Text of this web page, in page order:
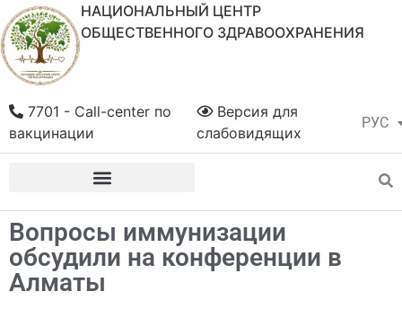
НАЦИОНАЛЬНЫЙ ЦЕНТР
ОБЩЕСТВЕННОГО ЗДРАВООХРАНЕНИЯ
РУС
ҚАЗ
Версия для
слабовидящих
7701 - Call-center по
вакцинации
Вопросы иммунизации
обсудили на конференции в
Алматы